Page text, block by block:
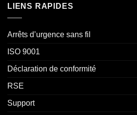
LIENS RAPIDES
Arrêts d’urgence sans fil
ISO 9001
Déclaration de conformité
RSE
Support